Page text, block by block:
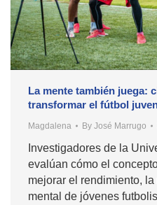
La mente también juega:
transformar el fútbol
Magdalena By José Marrugo
Investigadores de la
evalúan cómo el
mejorar el rendimiento,
mental de jóvenes